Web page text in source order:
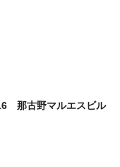
那古野マルエスビル